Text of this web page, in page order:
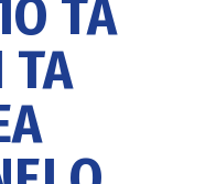
ΤΑ
ΤΑ